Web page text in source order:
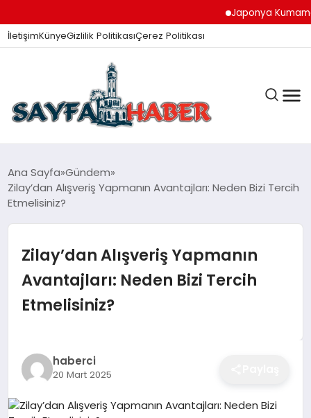
Japonya Kumamoto
İletişimKünyeGizlilik PolitikasıÇerez Politikası
ANA SAYFA
GÜNDEM
İZMIR HABERLERI
EKONOMI
Ana Sayfa Gündem
Zilay’dan Alışveriş Yapmanın Avantajları: Neden Bizi Tercih
Etmelisiniz?
Zilay’dan Alışveriş Yapmanın
Avantajları: Neden Bizi Tercih
Etmelisiniz?
haberci
20 Mart 2025